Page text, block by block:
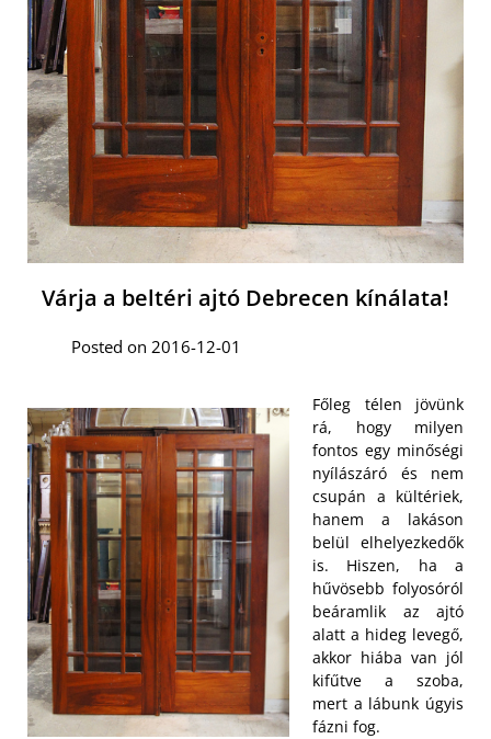
Várja a beltéri ajtó Debrecen kínálata!
Posted on 2016-12-01
Főleg télen jövünk
rá, hogy milyen
fontos egy minőségi
nyílászáró és nem
csupán a kültériek,
hanem a lakáson
belül elhelyezkedők
is. Hiszen, ha a
hűvösebb folyosóról
beáramlik az ajtó
alatt a hideg levegő,
akkor hiába van jól
kifűtve a szoba,
mert a lábunk úgyis
fázni fog.